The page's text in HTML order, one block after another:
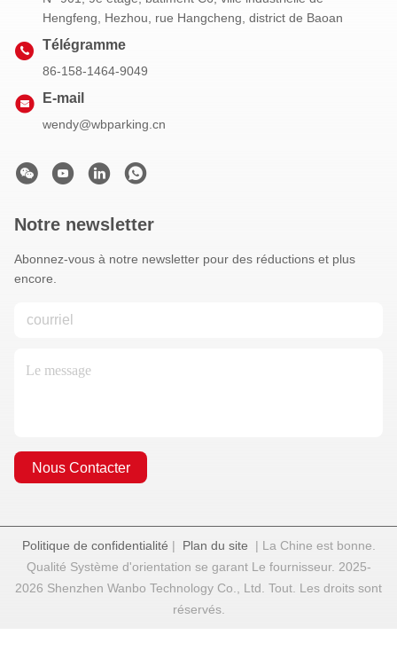
Hengfeng, Hezhou, rue Hangcheng, district de Baoan
Télégramme
86-158-1464-9049
E-mail
wendy@wbparking.cn
Notre newsletter
Abonnez-vous à notre newsletter pour des réductions et plus
encore.
Nous Contacter
Politique de confidentialité | Plan du site | La Chine est bonne.
Qualité Système d'orientation se garant Le fournisseur. 2025-
2026 Shenzhen Wanbo Technology Co., Ltd. Tout. Les droits sont
réservés.